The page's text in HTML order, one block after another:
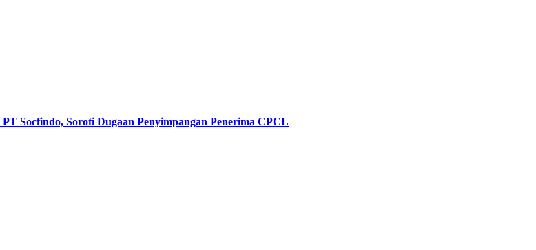
Socfindo, Soroti Dugaan Penyimpangan Penerima CPCL